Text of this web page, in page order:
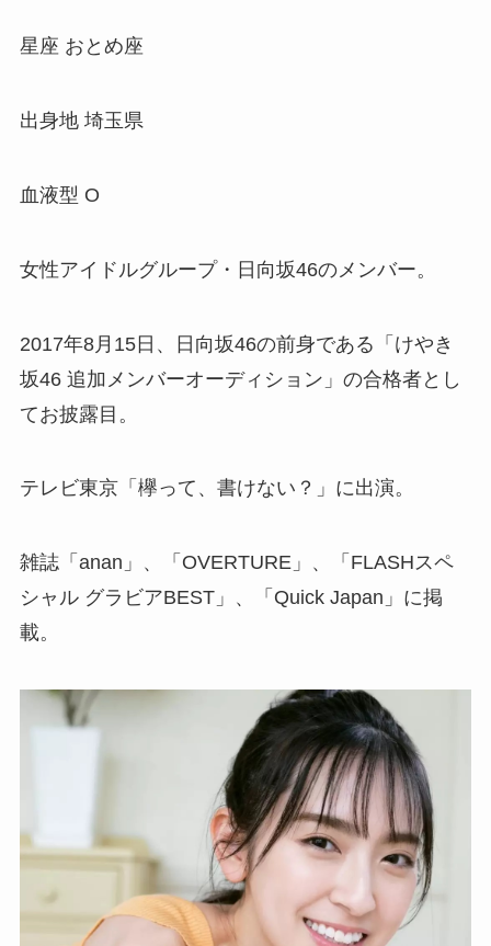
星座 おとめ座
出身地 埼玉県
血液型 O
女性アイドルグループ・日向坂46のメンバー。
2017年8月15日、日向坂46の前身である「けやき
坂46 追加メンバーオーディション」の合格者とし
てお披露目。
テレビ東京「欅って、書けない？」に出演。
雑誌「anan」、「OVERTURE」、「FLASHスペ
シャル グラビアBEST」、「Quick Japan」に掲
載。